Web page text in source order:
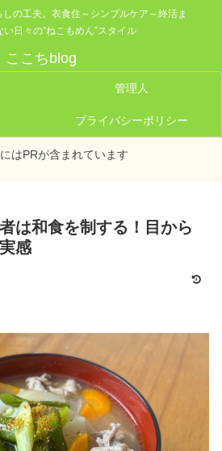
の工夫。衣食住～シンプルケア～終活ま
日々の”ねこもめん”スタイル
ここちblog
管理人
プライバシーポリシー
はPRが含まれています
は和食を制する！目から
感